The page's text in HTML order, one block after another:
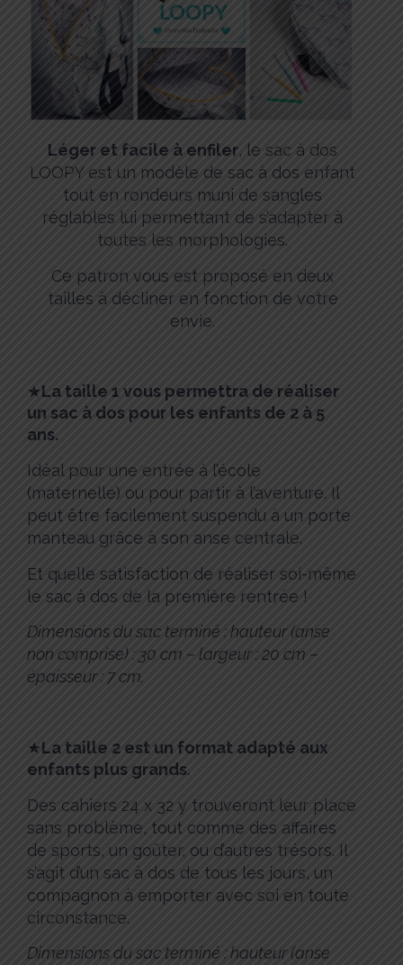
Léger et facile à enfiler, le sac à dos
LOOPY est un modèle de sac à dos enfant
tout en rondeurs muni de sangles
réglables lui permettant de s’adapter à
toutes les morphologies.
Ce patron vous est proposé en deux
tailles à décliner en fonction de votre
envie.
★La taille 1 vous permettra de réaliser
un sac à dos pour les enfants de 2 à 5
ans.
Idéal pour une entrée à l’école
(maternelle) ou pour partir à l’aventure. Il
peut être facilement suspendu à un porte
manteau grâce à son anse centrale.
Et quelle satisfaction de réaliser soi-même
le sac à dos de la première rentrée !
Dimensions du sac terminé : hauteur (anse
non comprise) : 30 cm – largeur : 20 cm –
épaisseur : 7 cm.
★La taille 2 est un format adapté aux
enfants plus grands.
Des cahiers 24 x 32 y trouveront leur place
sans problème, tout comme des affaires
de sports, un goûter, ou d’autres trésors. Il
s’agit d’un sac à dos de tous les jours, un
compagnon à emporter avec soi en toute
circonstance.
Dimensions du sac terminé : hauteur (anse